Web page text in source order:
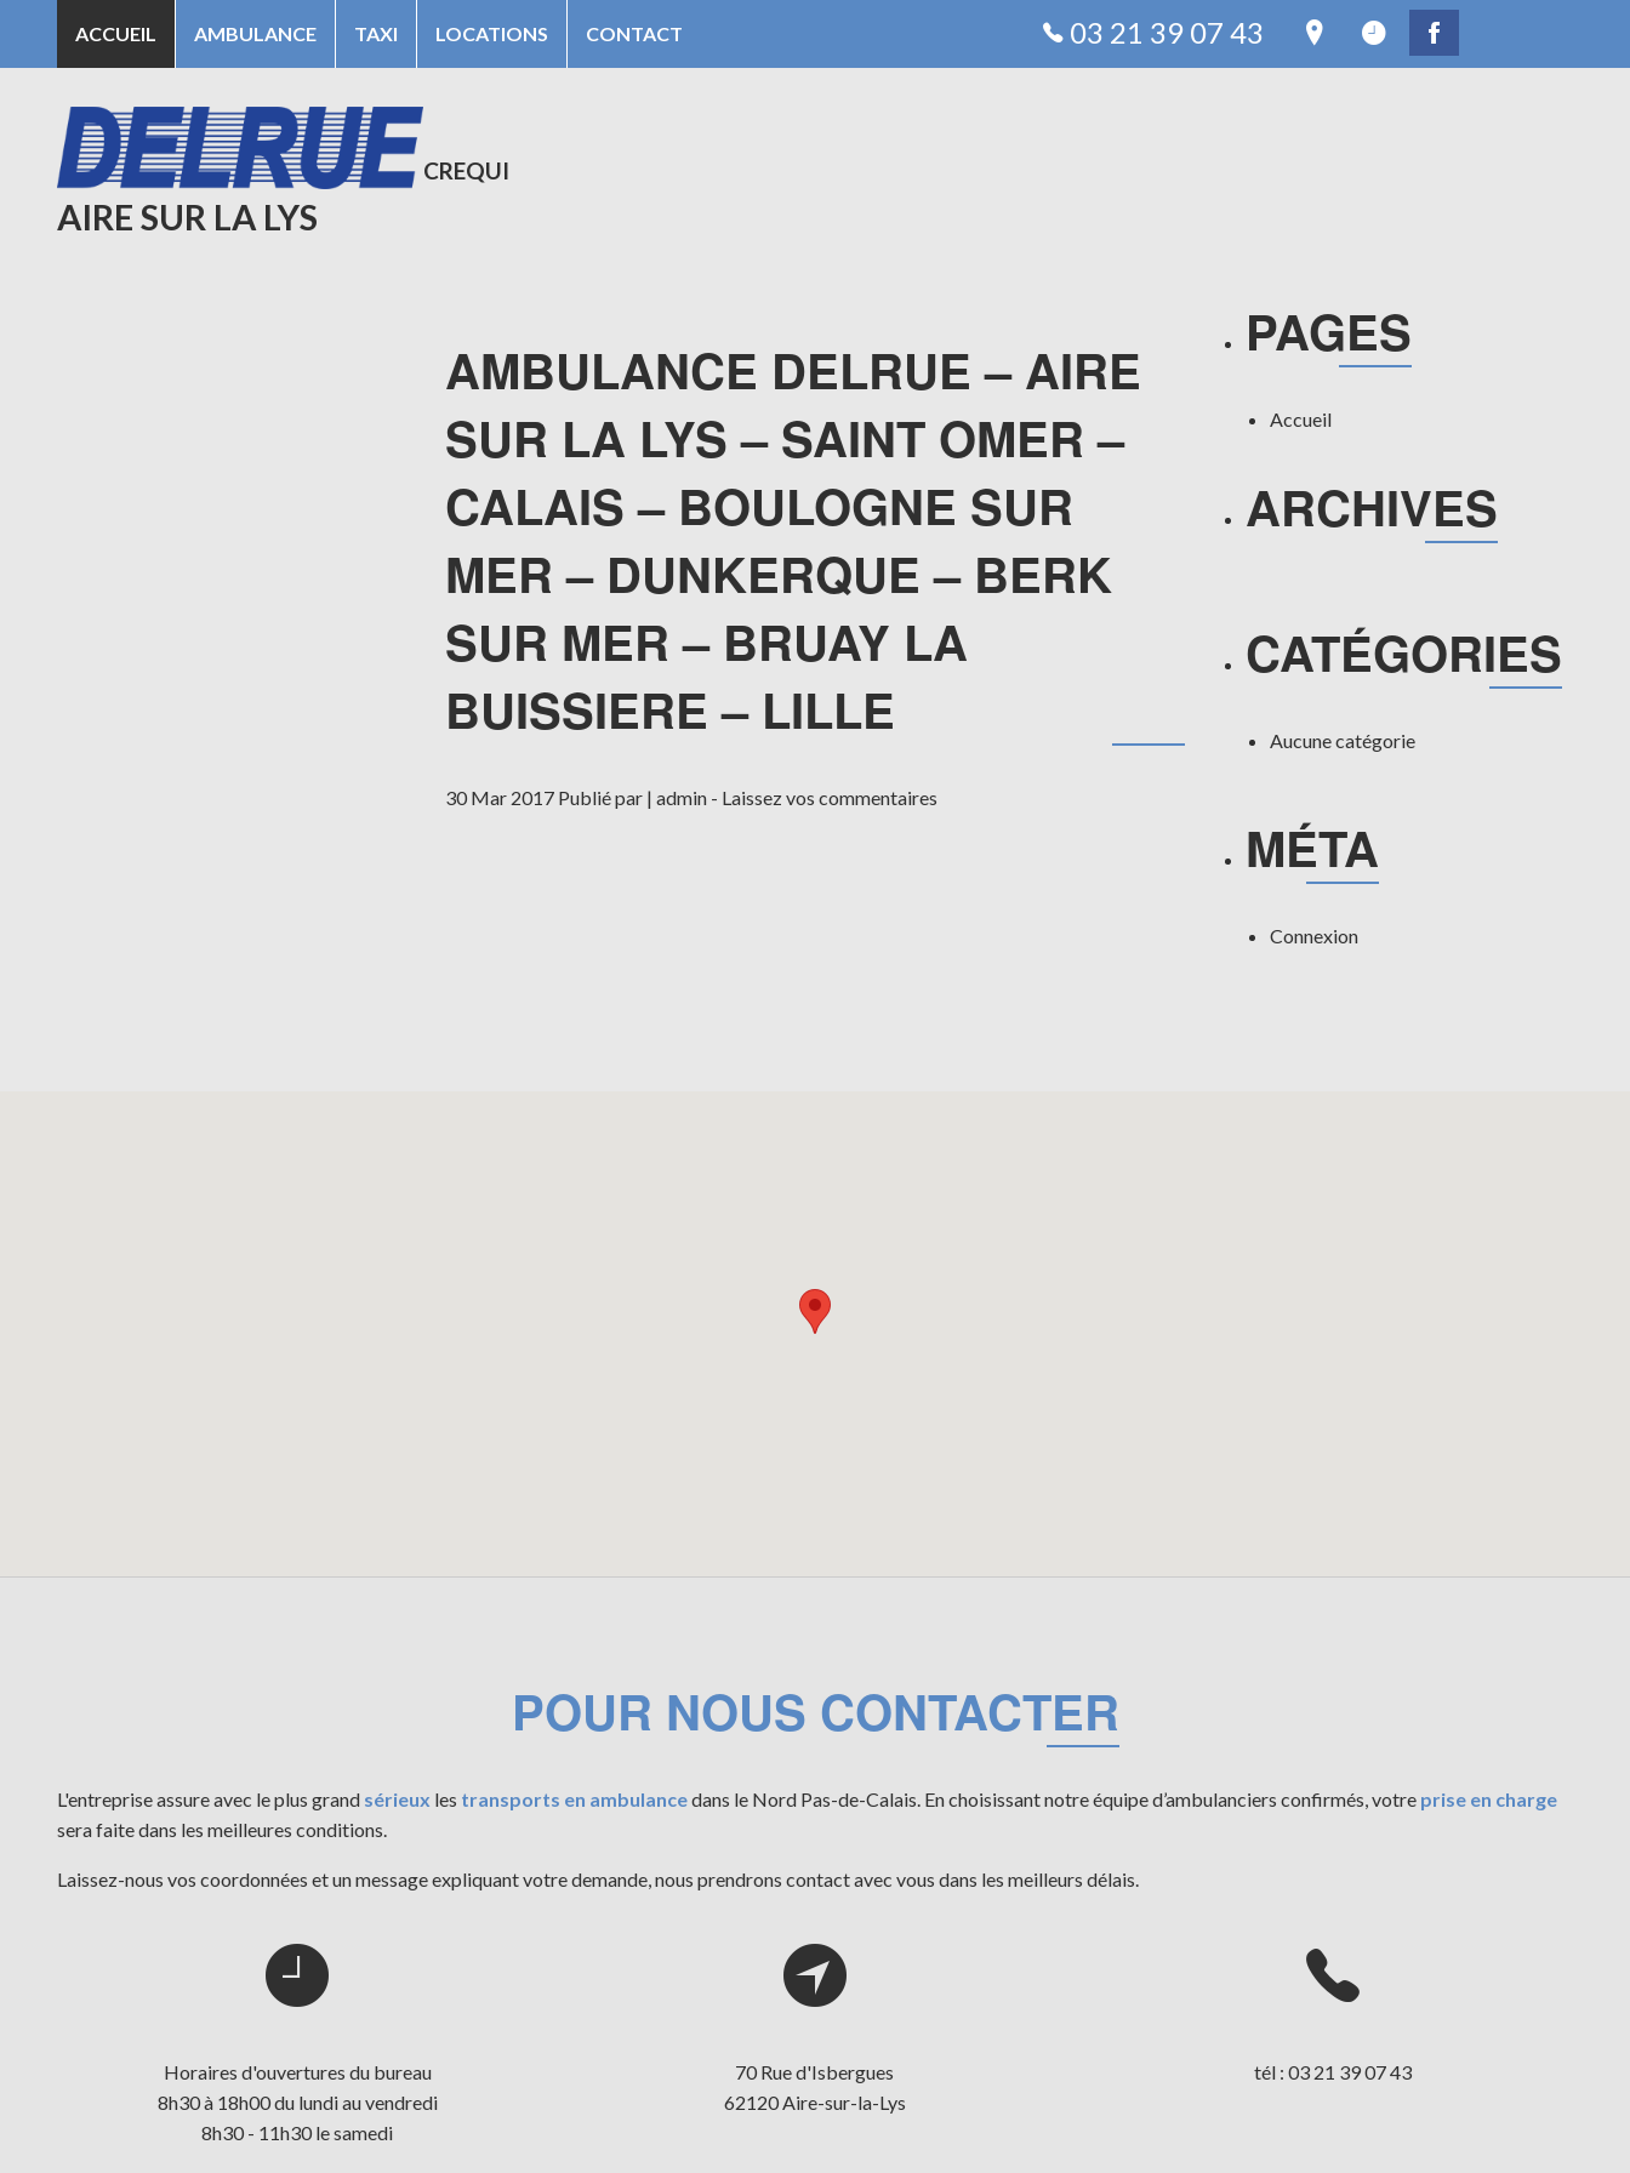
ACCUEIL AMBULANCE TAXI LOCATIONS CONTACT 03 21 39 07 43
CREQUI
AIRE SUR LA LYS
ARTICLES RÉCENTS
AMBULANCE DELRUE – AIRE
SUR LA LYS – SAINT OMER –
CALAIS – BOULOGNE SUR
MER – DUNKERQUE – BERK
SUR MER – BRUAY LA
BUISSIERE – LILLE
30 Mar 2017 Publié par | admin - Laissez vos commentaires
PAGES
Accueil
ARCHIVES
CATÉGORIES
Aucune catégorie
MÉTA
Connexion
POUR NOUS CONTACTER
L'entreprise assure avec le plus grand sérieux les transports en ambulancedans le Nord Pas-de-Calais. En choisissant notre équipe d’ambulanciers confirmés, votre prise en charge
sera faite dans les meilleures conditions.
Laissez-nous vos coordonnées et un message expliquant votre demande, nous prendrons contact avec vous dans les meilleurs délais.
Horaires d'ouvertures du bureau
8h30 à 18h00 du lundi au vendredi
8h30 - 11h30 le samedi
70 Rue d'Isbergues
62120 Aire-sur-la-Lys
tél : 03 21 39 07 43